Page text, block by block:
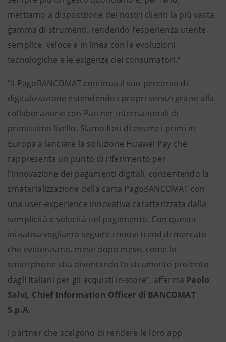
mettiamo a disposizione dei nostri clienti la più vasta
gamma di strumenti, rendendo l’esperienza utente
semplice, veloce e in linea con le evoluzioni
tecnologiche e le esigenze dei consumatori.”
“Il PagoBANCOMAT continua il suo percorso di
digitalizzazione estendendo i propri servizi grazie alla
collaborazione con Partner internazionali di
primissimo livello. Siamo fieri di essere i primi in
Europa a lanciare la soluzione Huawei Pay che
rappresenta un punto di riferimento per
l’innovazione dei pagamenti digitali, consentendo la
smaterializzazione della carta PagoBANCOMAT con
una user-experience innovativa caratterizzata dalla
semplicità e velocità nel pagamento. Con questa
iniziativa vogliamo seguire i nuovi trend di mercato
che evidenziano, mese dopo mese, come lo
smartphone stia diventando lo strumento preferito
dagli Italiani per gli acquisti in-store”, afferma Paolo
Salvi, Chief Information Officer di BANCOMAT
S.p.A.
I partner che scelgono di rendere le loro app